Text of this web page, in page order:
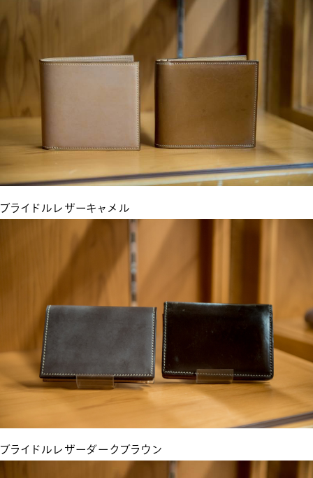
ブライドルレザーキャメル
ブライドルレザーダークブラウン